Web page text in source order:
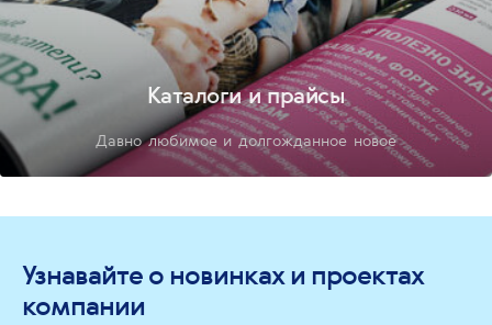
Каталоги и прайсы
Давно любимое и долгожданное новое
Узнавайте о новинках и проектах
компании